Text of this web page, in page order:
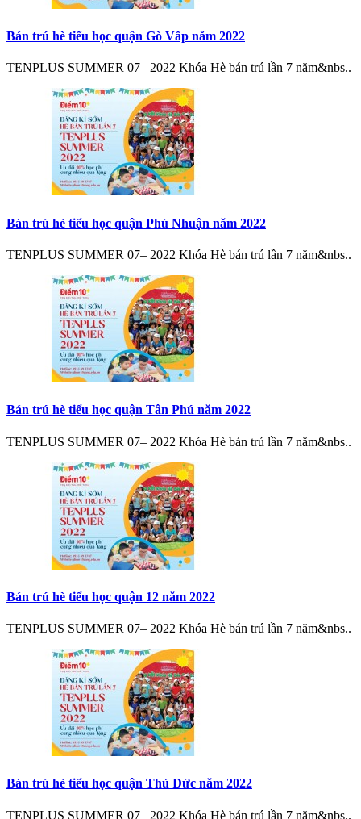
Bán trú hè tiểu học quận Gò Vấp năm 2022
TENPLUS SUMMER 07– 2022 Khóa Hè bán trú lần 7 năm&nbs..
Bán trú hè tiểu học quận Phú Nhuận năm 2022
TENPLUS SUMMER 07– 2022 Khóa Hè bán trú lần 7 năm&nbs..
Bán trú hè tiểu học quận Tân Phú năm 2022
TENPLUS SUMMER 07– 2022 Khóa Hè bán trú lần 7 năm&nbs..
Bán trú hè tiểu học quận 12 năm 2022
TENPLUS SUMMER 07– 2022 Khóa Hè bán trú lần 7 năm&nbs..
Bán trú hè tiểu học quận Thủ Đức năm 2022
TENPLUS SUMMER 07– 2022 Khóa Hè bán trú lần 7 năm&nbs..